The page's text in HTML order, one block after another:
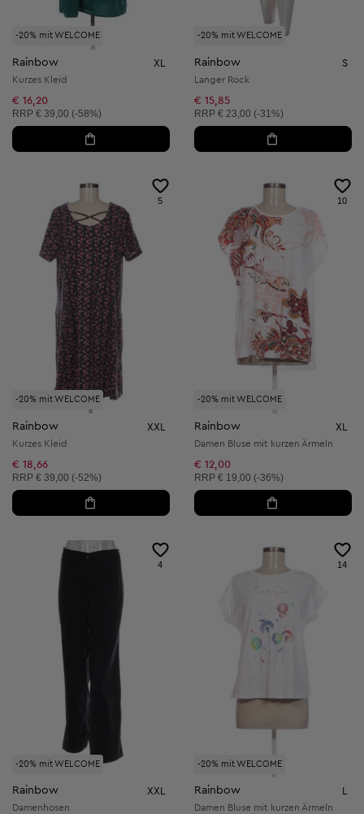
-20% mit WELCOME
Rainbow XL
Kurzes Kleid
€ 16,20
Unverbindliche Preisempfehlung:
RRP € 39,00 (-58%)
-20% mit WELCOME
Rainbow S
Langer Rock
€ 15,85
Unverbindliche Preisempfehlung:
RRP € 23,00 (-31%)
-20% mit WELCOME
5
Rainbow XXL
Kurzes Kleid
€ 18,66
Unverbindliche Preisempfehlung:
RRP € 39,00 (-52%)
-20% mit WELCOME
10
Rainbow XL
Damen Bluse mit kurzen Ärmeln
€ 12,00
Unverbindliche Preisempfehlung:
RRP € 19,00 (-36%)
-20% mit WELCOME
4
Rainbow XXL
Damenhosen
-20% mit WELCOME
14
Rainbow
Damen Bluse mit kurzen Ärmeln